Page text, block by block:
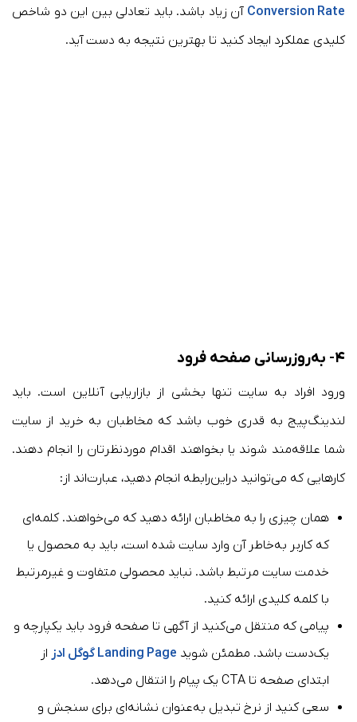
Conversion Rate آن زیاد باشد. باید تعادلی بین این دو شاخص
کلیدی عملکرد ایجاد کنید تا بهترین نتیجه به دست آید.
۴- به‌روزرسانی صفحه فرود
ورود افراد به سایت تنها بخشی از بازاریابی آنلاین است. باید
لندینگ‌پیج به قدری خوب باشد که مخاطبان به خرید از سایت
شما علاقه‌مند شوند یا بخواهند اقدام موردنظرتان را انجام دهند.
کارهایی که می‌توانید دراین‌رابطه انجام دهید، عبارت‌اند از:
همان چیزی را به مخاطبان ارائه دهید که می‌خواهند. کلمه‌ای
که کاربر به‌خاطر آن وارد سایت شده است، باید به محصول یا
خدمت سایت مرتبط باشد. نباید محصولی متفاوت و غیرمرتبط
با کلمه کلیدی ارائه کنید.
پیامی که منتقل می‌کنید از آگهی تا صفحه فرود باید یکپارچه و
یک‌دست باشد. مطمئن شوید Landing Page گوگل ادز
از
ابتدای صفحه تا CTA یک پیام را انتقال می‌دهد.
سعی کنید از نرخ تبدیل به‌عنوان نشانه‌ای برای سنجش و